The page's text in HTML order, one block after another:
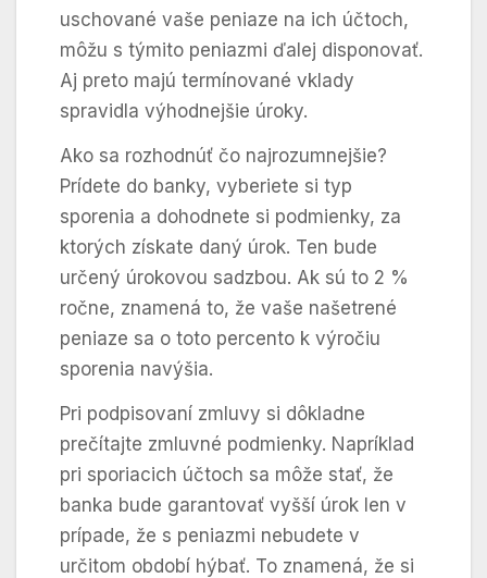
uschované vaše peniaze na ich účtoch,
môžu s týmito peniazmi ďalej disponovať.
Aj preto majú termínované vklady
spravidla výhodnejšie úroky.
Ako sa rozhodnúť čo najrozumnejšie?
Prídete do banky, vyberiete si typ
sporenia a dohodnete si podmienky, za
ktorých získate daný úrok. Ten bude
určený úrokovou sadzbou. Ak sú to 2 %
ročne, znamená to, že vaše našetrené
peniaze sa o toto percento k výročiu
sporenia navýšia.
Pri podpisovaní zmluvy si dôkladne
prečítajte zmluvné podmienky. Napríklad
pri sporiacich účtoch sa môže stať, že
banka bude garantovať vyšší úrok len v
prípade, že s peniazmi nebudete v
určitom období hýbať. To znamená, že si